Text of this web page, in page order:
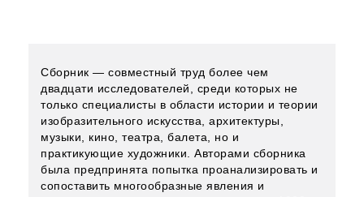
Сборник — совместный труд более чем
двадцати исследователей, среди которых не
только специалисты в области истории и теории
изобразительного искусства, архитектуры,
музыки, кино, театра, балета, но и
практикующие художники. Авторами сборника
была предпринята попытка проанализировать и
сопоставить многообразные явления и